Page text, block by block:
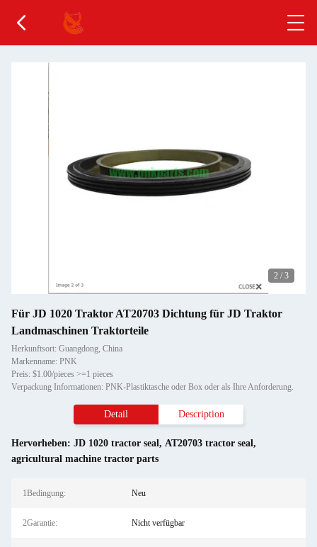
2 / 3
Für JD 1020 Traktor AT20703 Dichtung für JD Traktor
Landmaschinen Traktorteile
Herkunftsort: Guangdong, China
Markenname: PNK
Preis: $1.00/pieces >=1 pieces
Verpackung Informationen: PNK-Plastiktasche oder Box oder als Ihre Anforderung.
Detail Description
Hervorheben: JD 1020 tractor seal, AT20703 tractor seal,
agricultural machine tractor parts
1Bedingung: Neu
2Garantie: Nicht verfügbar